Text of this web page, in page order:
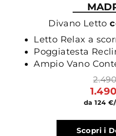
Divano Letto
Letto Relax a
Poggiatesta
Ampio Vano
da 124
Scopri i